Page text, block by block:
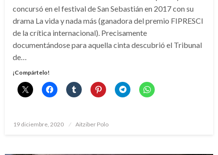
concursó en el festival de San Sebastián en 2017 con su
drama La vida y nada más (ganadora del premio FIPRESCI
de la crítica internacional). Precisamente
documentándose para aquella cinta descubrió el Tribunal
de…
¡Compártelo!
Publicado
19 diciembre, 2020 Aitziber Polo